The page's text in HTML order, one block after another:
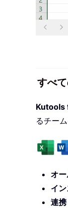
すべ
Kutools
るチー
オ
イ
連